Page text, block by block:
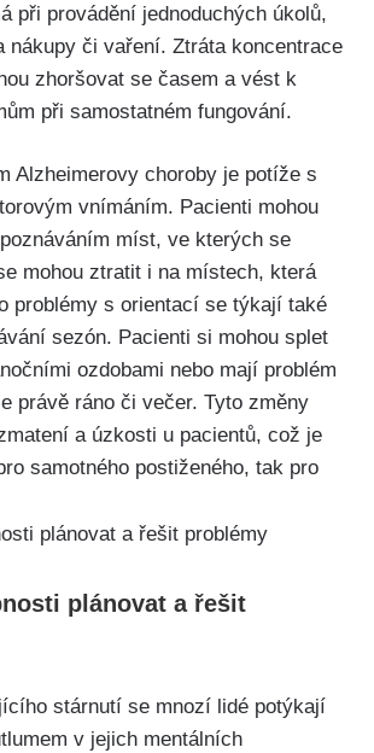
při provádění jednoduchých úkolů,
nákupy či vaření. Ztráta koncentrace
zhoršovat se časem a vést k
při samostatném fungování.
Alzheimerovy choroby je potíže s
vnímáním. Pacienti mohou
míst, ve kterých se
mohou ztratit i na místech, která
problémy s orientací se týkají také
sezón. Pacienti si mohou splet
ozdobami nebo mají problém
právě ráno či večer. Tyto změny
a úzkosti u pacientů, což je
samotného postiženého, tak pro
plánovat a řešit
stárnutí se mnozí lidé potýkají
v jejich mentálních